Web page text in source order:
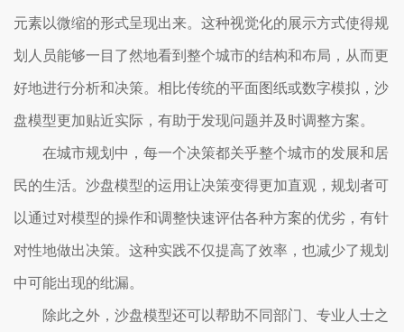
元素以微缩的形式呈现出来。这种视觉化的展示方式使得规
划人员能够一目了然地看到整个城市的结构和布局，从而更
好地进行分析和决策。相比传统的平面图纸或数字模拟，沙
盘模型更加贴近实际，有助于发现问题并及时调整方案。
在城市规划中，每一个决策都关乎整个城市的发展和居
民的生活。沙盘模型的运用让决策变得更加直观，规划者可
以通过对模型的操作和调整快速评估各种方案的优劣，有针
对性地做出决策。这种实践不仅提高了效率，也减少了规划
中可能出现的纰漏。
除此之外，沙盘模型还可以帮助不同部门、专业人士之